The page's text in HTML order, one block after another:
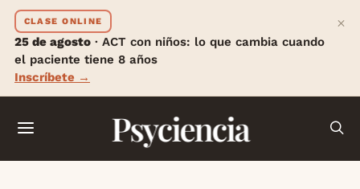
CLASE ONLINE
25 de agosto · ACT con niños: lo que cambia cuando
el paciente tiene 8 años
Inscríbete →
×
Psyciencia